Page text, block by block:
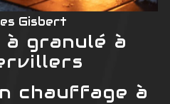
Gisbert
granulé à
chauffage à